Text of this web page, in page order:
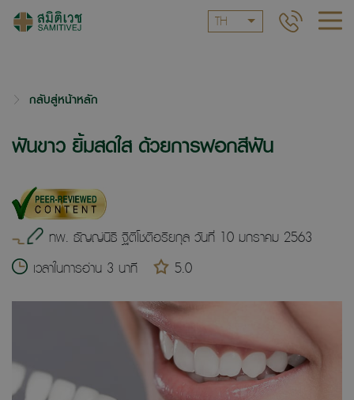
TH
กลับสู่หน้าหลัก
ฟันขาว ยิ้มสดใส ด้วยการฟอกสีฟัน
ทพ. ธัญญ์นิธิ ฐิติโชติอริยกุล วันที่ 10 มกราคม 2563
เวลาในการอ่าน 3 นาที
5.0